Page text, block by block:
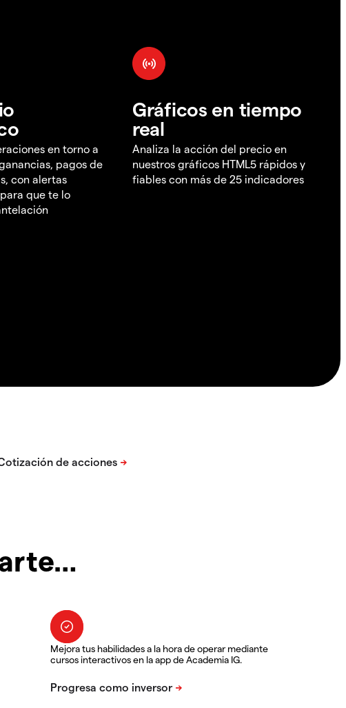
en torno a
pagos de
con alertas
que te lo
Gráficos en tiempo
real
Analiza la acción del precio en
nuestros gráficos HTML5 rápidos y
fiables con más de 25 indicadores
Mejora tus habilidades a la hora de operar mediante
cursos interactivos en la app de Academia IG.